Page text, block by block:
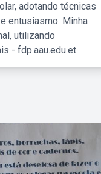
adotando técnicas
entusiasmo. Minha
utilizando
- fdp.aau.edu.et.